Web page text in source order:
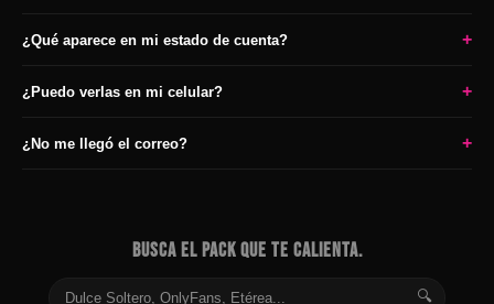
¿Qué aparece en mi estado de cuenta? +
¿Puedo verlas en mi celular? +
¿No me llegó el correo? +
BUSCA EL PACK QUE TE CALIENTA.
🔍